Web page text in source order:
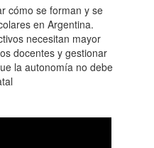
cómo se forman y se
en Argentina.
necesitan mayor
docentes y gestionar
la autonomía no debe